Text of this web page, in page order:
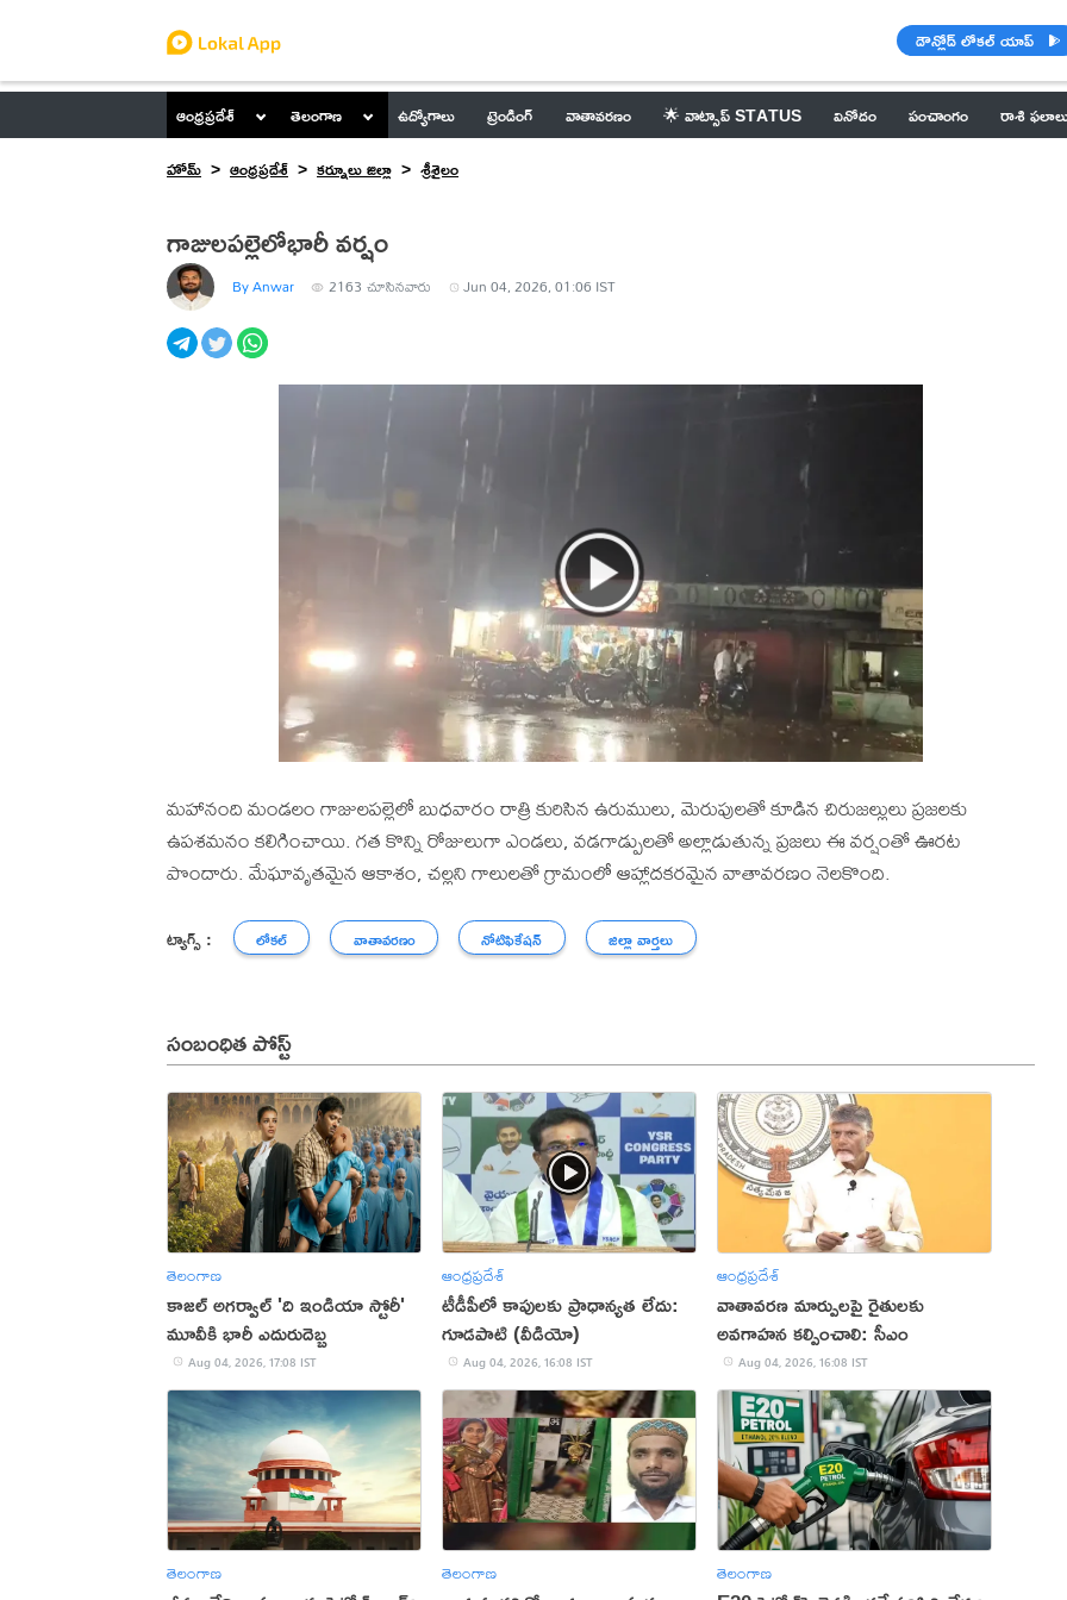
డౌన్లోడ్ లోకల్ యాప్
ఆంధ్రప్రదేశ్ తెలంగాణ ఉద్యోగాలు ట్రెండింగ్ వాతావరణం 🌟 వాట్సాప్ STATUS వినోదం పంచాంగం
రాశి
హోమ్
ఆంధ్రప్రదేశ్ కర్నూలు జిల్లా శ్రీశైలం
గాజులపల్లెలోభారీ వర్షం
By Anwar 2163 చూసినవారు Jun 04, 2026, 01:06 IST
మహానంది మండలం గాజులపల్లెలో బుధవారం రాత్రి కురిసిన ఉరుములు, మెరుపులతో కూడిన చిరుజల్లులు ప్రజలకు
ఉపశమనం కలిగించాయి. గత కొన్ని రోజులుగా ఎండలు, వడగాడ్పులతో అల్లాడుతున్న ప్రజలు ఈ వర్షంతో ఊరట
పొందారు. మేఘావృతమైన ఆకాశం, చల్లని గాలులతో గ్రామంలో ఆహ్లాదకరమైన వాతావరణం నెలకొంది.
ట్యాగ్స్ : లోకల్ వాతావరణం నోటిఫికేషన్ జిల్లా వార్తలు
సంబంధిత పోస్ట్
తెలంగాణ
కాజల్ అగర్వాల్ 'ది ఇండియా స్టోరీ'
మూవీకి భారీ ఎదురుదెబ్బ
Aug 04, 2026, 17:08 IST
ఆంధ్రప్రదేశ్
టీడీపీలో కాపులకు ప్రాధాన్యత లేదు:
గూడపాటి (వీడియో)
Aug 04, 2026, 16:08 IST
ఆంధ్రప్రదేశ్
వాతావరణ మార్పులపై రైతులకు
అవగాహన కల్పించాలి: సీఎం
Aug 04, 2026, 16:08 IST
తెలంగాణ తెలంగాణ తెలంగాణ